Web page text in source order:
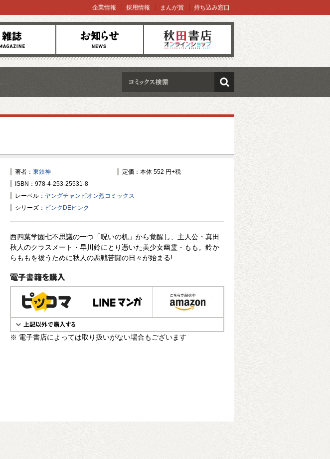
お知らせ オンラインショップ
企業情報 採用情報 まんが賞 持ち込み窓口
検索
著者： 東鉄神
定価：本体 552 円+税
ISBN：978-4-253-25531-8
レーベル： ヤングチャンピオン烈コミックス
シリーズ： ピンクDEピンク
西四葉学園七不思議の一つ「呪いの机」から覚醒し、主人公・真田
秋人のクラスメート・早川鈴にとり憑いた美少女幽霊・もも。鈴か
らももを祓うために秋人の悪戦苦闘の日々が始まる!
電子書籍で購入
※ 電子書店によっては取り扱いがない場合もございます